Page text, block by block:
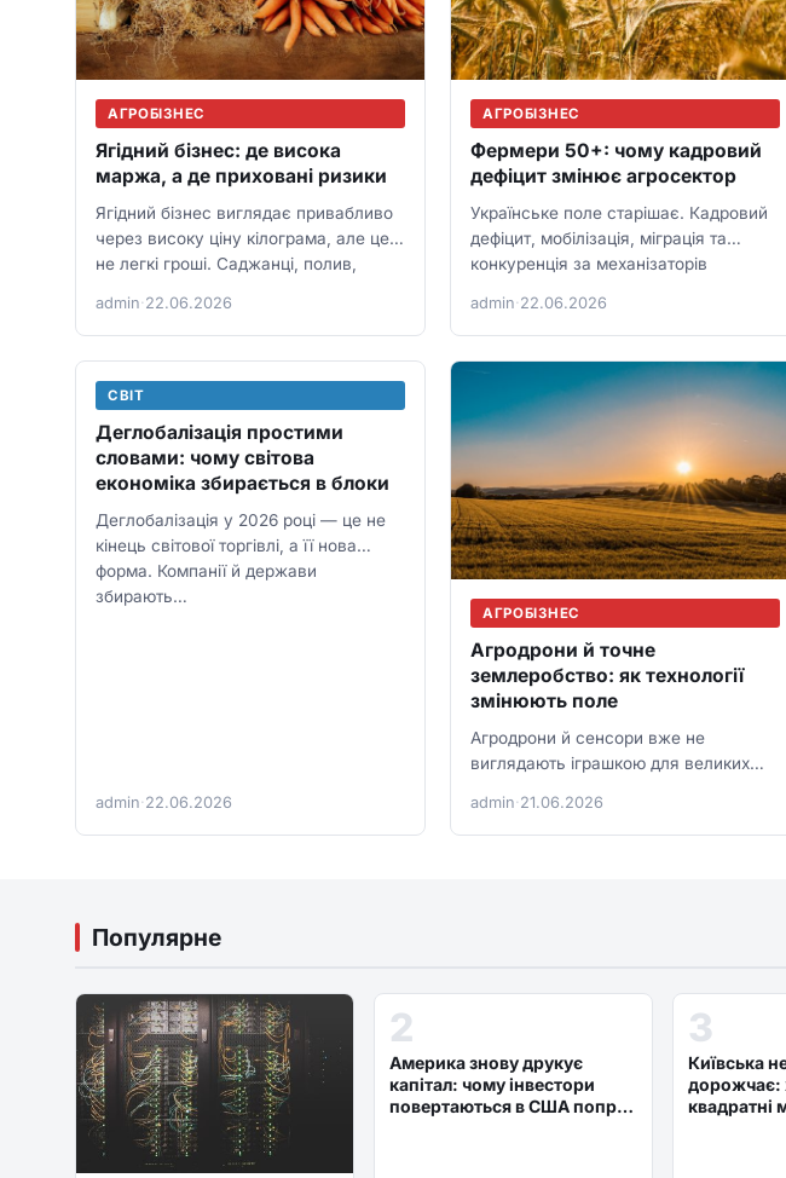
АГРОБІЗНЕС
Ягідний бізнес: де висока
маржа, а де приховані ризики
Ягідний бізнес виглядає привабливо
через високу ціну кілограма, але це
не легкі гроші. Саджанці, полив,
admin·22.06.2026
АГРОБІЗНЕС
Фермери 50+: чому кадровий
дефіцит змінює агросектор
Українське поле старішає. Кадровий
дефіцит, мобілізація, міграція та
конкуренція за механізаторів
зарплати, автоматизувати процеси
й…
admin·22.06.2026
СВІТ
Деглобалізація простими
словами: чому світова
економіка збирається в блоки
Деглобалізація у 2026 році — це не
кінець світової торгівлі, а її нова
форма. Компанії й держави
збирають…
admin·22.06.2026
АГРОБІЗНЕС
Агродрони й точне
землеробство: як технології
змінюють поле
Агродрони й сенсори вже не
виглядають іграшкою для великих
економити пальне, добрива, ЗЗР і
людей…
admin·21.06.2026
Популярне
2
Америка знову друкує
капітал: чому інвестори
повертаються в США попри
3
Київська
дорожчає:
квадратні